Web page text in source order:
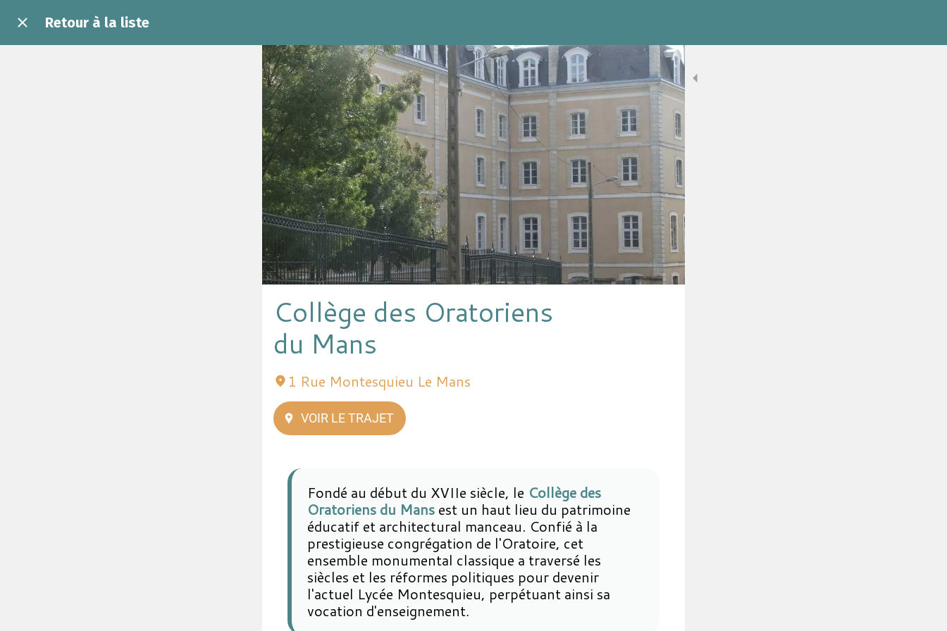
Retour à la liste
Collège des Oratoriens
du Mans
1 Rue Montesquieu Le Mans
VOIR LE TRAJET
Fondé au début du XVIIe siècle, le Collège des
Oratoriens du Mans est un haut lieu du patrimoine
éducatif et architectural manceau. Confié à la
prestigieuse congrégation de l'Oratoire, cet
ensemble monumental classique a traversé les
siècles et les réformes politiques pour devenir
l'actuel Lycée Montesquieu, perpétuant ainsi sa
vocation d'enseignement.